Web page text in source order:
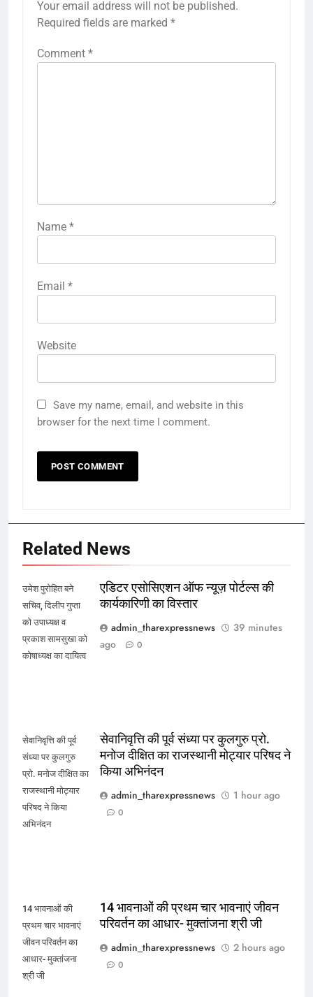
Your email address will not be published.
Required fields are marked *
Comment *
Name *
Email *
Website
Save my name, email, and website in this
browser for the next time I comment.
Related News
उमेश पुरोहित बने
सचिव, दिलीप गुप्ता
को उपाध्यक्ष व
प्रकाश सामसुखा को
कोषाध्यक्ष का दायित्व
एडिटर एसोसिएशन ऑफ न्यूज़ पोर्टल्स की
कार्यकारिणी का विस्तार
admin_tharexpressnews
39 minutes
ago
0
सेवानिवृत्ति की पूर्व
संध्या पर कुलगुरु
प्रो. मनोज दीक्षित का
राजस्थानी मोट्यार
परिषद ने किया
अभिनंदन
सेवानिवृत्ति की पूर्व संध्या पर कुलगुरु प्रो.
मनोज दीक्षित का राजस्थानी मोट्यार परिषद ने
किया अभिनंदन
admin_tharexpressnews
1 hour ago
0
14 भावनाओं की
प्रथम चार भावनाएं
जीवन परिवर्तन का
आधार- मुक्तांजना
श्री जी
14 भावनाओं की प्रथम चार भावनाएं जीवन
परिवर्तन का आधार- मुक्तांजना श्री जी
admin_tharexpressnews
2 hours ago
0